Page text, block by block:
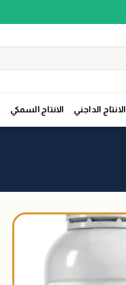
الانتاج الداجني الانتاج السمكي